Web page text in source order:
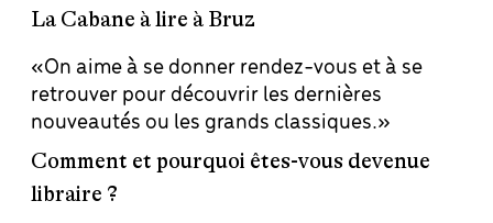
La Cabane à lire à Bruz
«On aime à se donner rendez-vous et à se
retrouver pour découvrir les dernières
nouveautés ou les grands classiques.»
Comment et pourquoi êtes-vous devenue
libraire ?